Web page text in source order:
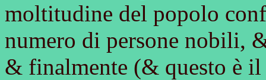
moltitudine del popolo
numero di persone nobili,
& finalmente (& questo è